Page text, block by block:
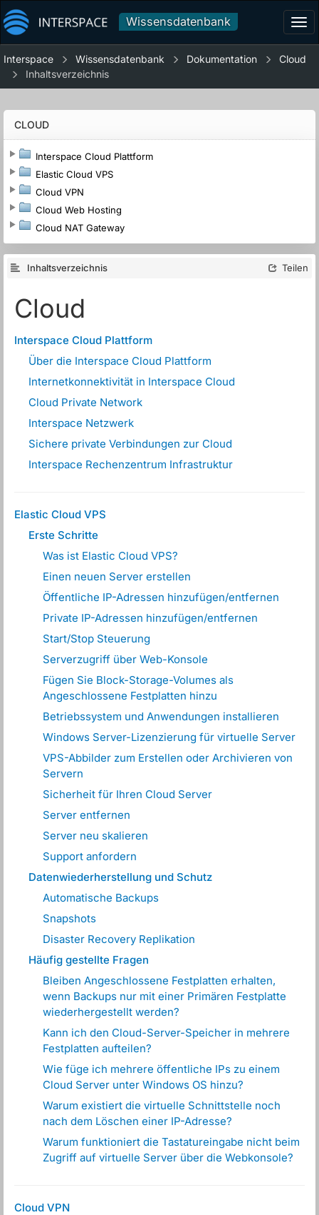
Wissensdatenbank
Interspace Wissensdatenbank Dokumentation
Cloud
Inhaltsverzeichnis
CLOUD
Interspace Cloud Plattform
Elastic Cloud VPS
Cloud VPN
Cloud Web Hosting
Cloud NAT Gateway
Inhaltsverzeichnis Teilen
Cloud
Interspace Cloud Plattform
Über die Interspace Cloud Plattform
Internetkonnektivität in Interspace Cloud
Cloud Private Network
Interspace Netzwerk
Sichere private Verbindungen zur Cloud
Interspace Rechenzentrum Infrastruktur
Elastic Cloud VPS
Erste Schritte
Was ist Elastic Cloud VPS?
Einen neuen Server erstellen
Öffentliche IP-Adressen hinzufügen/entfernen
Private IP-Adressen hinzufügen/entfernen
Start/Stop Steuerung
Serverzugriff über Web-Konsole
Fügen Sie Block-Storage-Volumes als
Angeschlossene Festplatten hinzu
Betriebssystem und Anwendungen installieren
Windows Server-Lizenzierung für virtuelle Server
VPS-Abbilder zum Erstellen oder Archivieren von
Servern
Sicherheit für Ihren Cloud Server
Server entfernen
Server neu skalieren
Support anfordern
Datenwiederherstellung und Schutz
Automatische Backups
Snapshots
Disaster Recovery Replikation
Häufig gestellte Fragen
Bleiben Angeschlossene Festplatten erhalten,
wenn Backups nur mit einer Primären Festplatte
wiederhergestellt werden?
Kann ich den Cloud-Server-Speicher in mehrere
Festplatten aufteilen?
Wie füge ich mehrere öffentliche IPs zu einem
Cloud Server unter Windows OS hinzu?
Warum existiert die virtuelle Schnittstelle noch
nach dem Löschen einer IP-Adresse?
Warum funktioniert die Tastatureingabe nicht beim
Zugriff auf virtuelle Server über die Webkonsole?
Cloud VPN